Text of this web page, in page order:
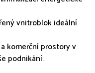
vnitroblok ideální
komerční prostory v
podnikání.